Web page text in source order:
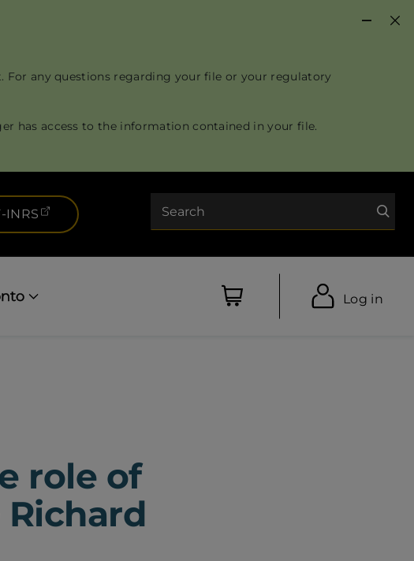
any questions regarding your file or your regulatory
has access to the information contained in your file.
INRS (opens in a new tab)
Log in
role of